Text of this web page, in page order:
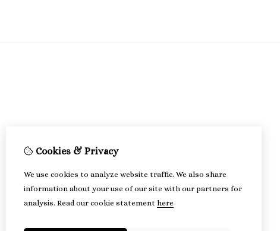
Cookies & Privacy
We use cookies to analyze website traffic. We also share
information about your use of our site with our partners for
analysis. Read our cookie statement here